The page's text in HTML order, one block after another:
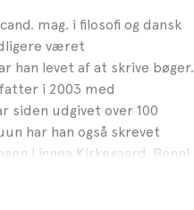
mag. i filosofi og dansk
været
han levet af at skrive bøger.
i 2003 med
siden udgivet over 100
har han også skrevet
Linnea Kirkegaard. Benni
og prisnomineringer